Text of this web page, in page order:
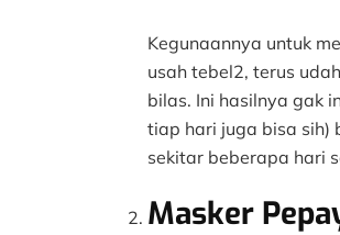
Kegunaannya untuk
usah tebel2, terus
bilas. Ini hasilnya gak
tiap hari juga bisa sih)
sekitar beberapa hari
Masker